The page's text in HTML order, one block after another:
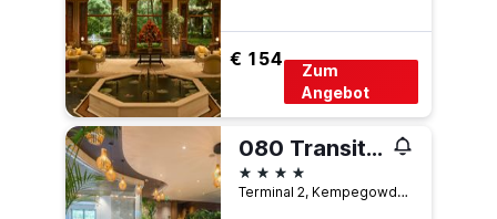
€ 154
Zum
Angebot
080 Transit Hotel, T2
4 Sterne
Terminal 2, Kempegowda International Airport, Bengaluru, Indien